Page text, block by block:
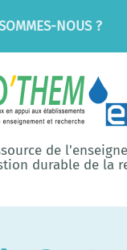
NOUS ?
de
durable de la